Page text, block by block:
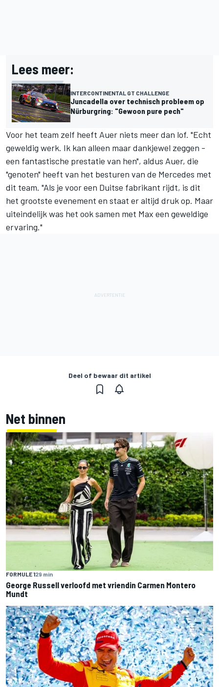
Lees meer:
INTERCONTINENTAL GT CHALLENGE
Juncadella over technisch probleem op
Nürburgring: "Gewoon pure pech"
Voor het team zelf heeft Auer niets meer dan lof. "Echt
geweldig werk. Ik kan alleen maar dankjewel zeggen -
een fantastische prestatie van hen", aldus Auer, die
"genoten" heeft van het besturen van de Mercedes met
dit team. "Als je voor een Duitse fabrikant rijdt, is dit
het grootste evenement en staat er altijd druk op. Maar
uiteindelijk was het ook samen met Max een geweldige
ervaring."
Deel of bewaar dit artikel
Net binnen
FORMULE 129 min
George Russell verloofd met vriendin Carmen Montero
Mundt